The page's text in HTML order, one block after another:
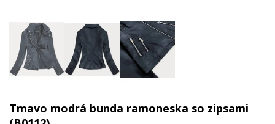
Tmavo modrá bunda ramoneska so zipsami